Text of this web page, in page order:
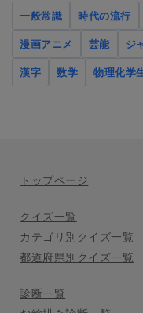
一般常識 時代の流行
漫画アニメ
芸能 ジ
漢字
数学 物理化学
トップページ
クイズ一覧
カテゴリ別クイズ一覧
都道府県別クイズ一覧
診断一覧